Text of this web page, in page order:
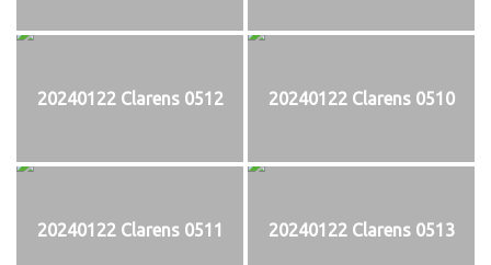
20240122 Clarens 0512 20240122 Clarens 0510
20240122 Clarens 0511 20240122 Clarens 0513